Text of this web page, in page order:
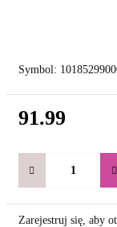
Symbol:
91.99
Zarejestruj się, aby